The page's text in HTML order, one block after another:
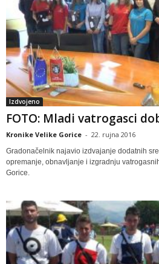
Izdvojeno
FOTO: Mladi vatrogasci
Kronike Velike Gorice - 22. rujna 2016
Gradonačelnik najavio izdvajanje dodatnih
opremanje, obnavljanje i izgradnju
Gorice.